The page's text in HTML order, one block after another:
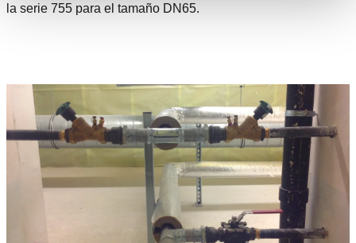
la serie 755 para el tamaño DN65.